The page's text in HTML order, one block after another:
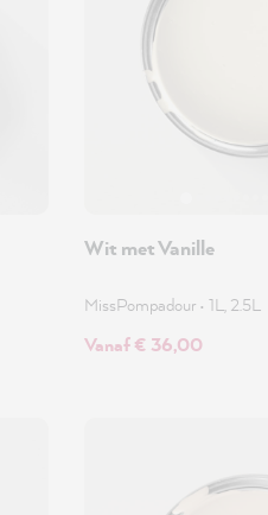
Wit met Vanille
MissPompadour • 1L, 2.5L
Vanaf € 36,00